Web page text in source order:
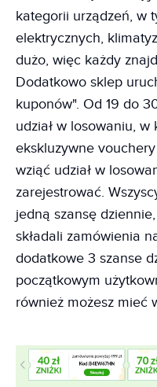
kategorii urządzeń, w
elektrycznych,
dużo, więc każdy
Dodatkowo sklep
kuponów". Od 19 do
udział w losowaniu,
ekskluzywne
wziąć udział w
zarejestrować.
jedną szansę
składali zamówienia
dodatkowe 3 szanse
początkowym
również możesz mieć